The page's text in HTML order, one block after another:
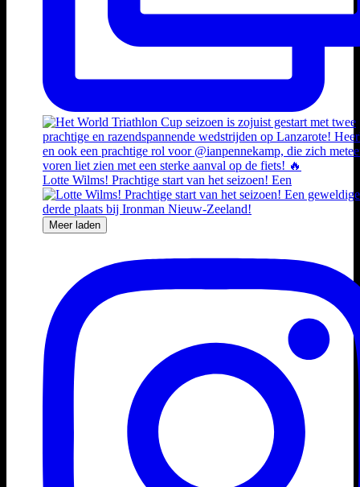
Lotte Wilms! Prachtige start van het seizoen! Een
Meer laden